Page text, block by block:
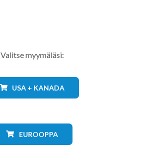
Valitse myymäläsi:
USA + KANADA
EUROOPPA